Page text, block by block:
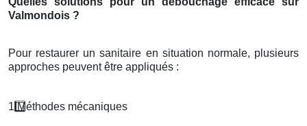
Valmondois ?
Pour restaurer un sanitaire en situation normale, plusieurs
approches peuvent être appliqués :
1️ Méthodes mécaniques